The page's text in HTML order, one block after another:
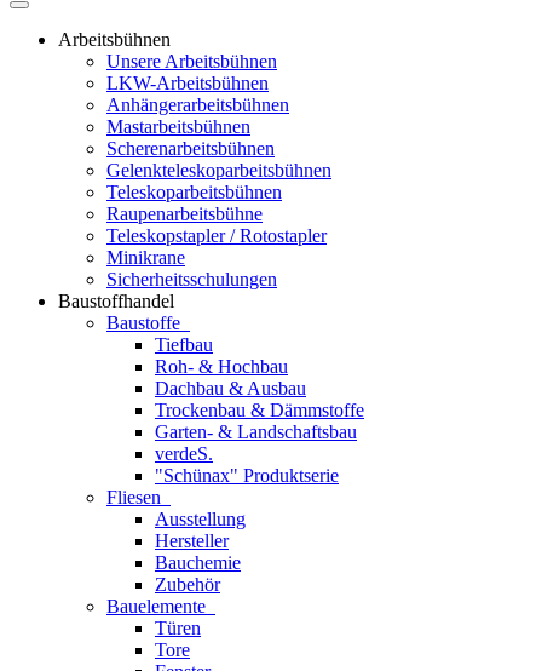
Arbeitsbühnen
Unsere Arbeitsbühnen
LKW-Arbeitsbühnen
Anhängerarbeitsbühnen
Mastarbeitsbühnen
Scherenarbeitsbühnen
Gelenkteleskoparbeitsbühnen
Teleskoparbeitsbühnen
Raupenarbeitsbühne
Teleskopstapler / Rotostapler
Minikrane
Sicherheitsschulungen
Baustoffhandel
Baustoffe
Tiefbau
Roh- & Hochbau
Dachbau & Ausbau
Trockenbau & Dämmstoffe
Garten- & Landschaftsbau
verdeS.
"Schünax" Produktserie
Fliesen
Ausstellung
Hersteller
Bauchemie
Zubehör
Bauelemente
Türen
Tore